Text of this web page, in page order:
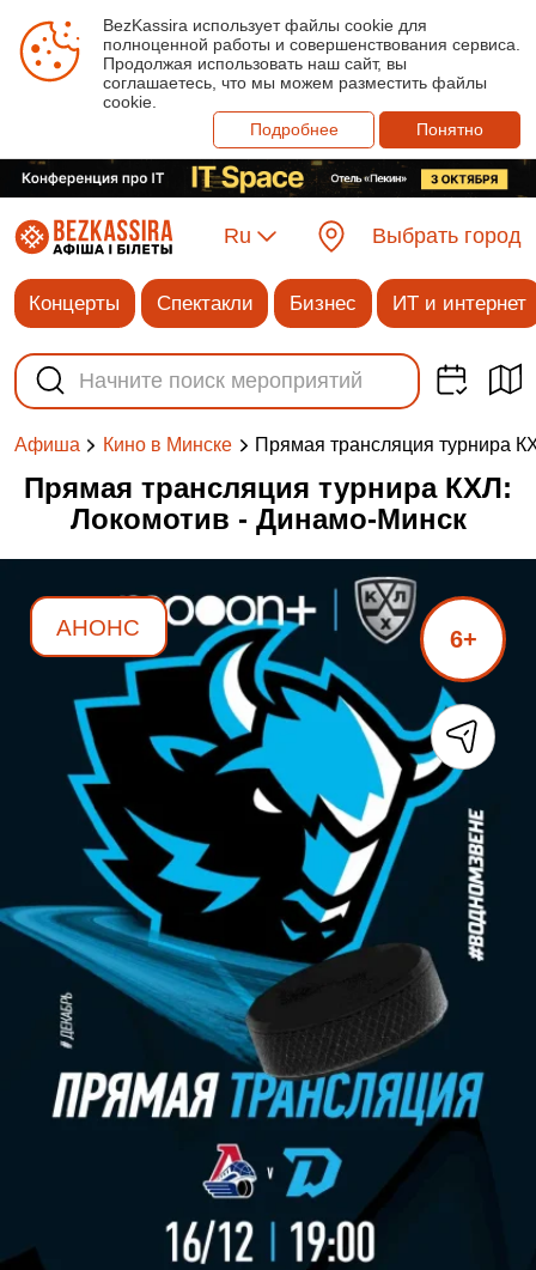
BezKassira использует файлы cookie для
полноценной работы и совершенствования сервиса.
Продолжая использовать наш сайт, вы
соглашаетесь, что мы можем разместить файлы
cookie.
Подробнее
Понятно
Ru Выбрать город
Концерты Спектакли Бизнес ИТ и интернет
Афиша Кино в Минске Прямая трансляция турнира
Прямая трансляция турнира КХЛ:
Локомотив - Динамо-Минск
АНОНС 6+